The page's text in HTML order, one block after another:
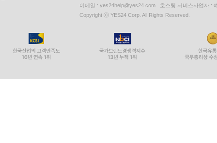
이메일 : yes24help@yes24.com 호스팅 서비스사업자 :
Copyright ⓒ YES24 Corp. All Rights Reserved.